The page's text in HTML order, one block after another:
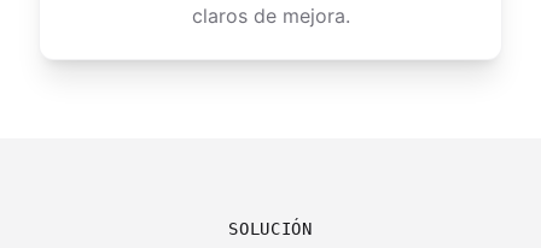
claros de mejora.
SOLUCIÓN